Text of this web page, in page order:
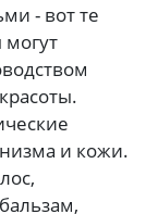
- вот те
и кожи.